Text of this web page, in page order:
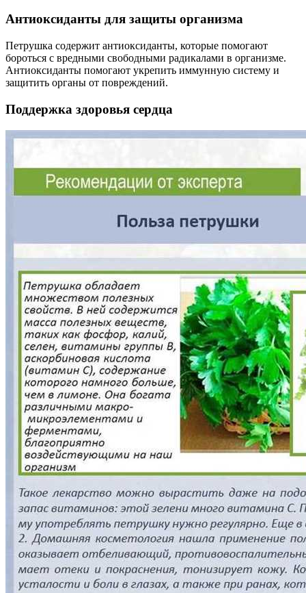
Антиоксиданты для защиты организма
Петрушка содержит антиоксиданты, которые помогают
бороться с вредными свободными радикалами в организме.
Антиоксиданты помогают укрепить иммунную систему и
защитить органы от повреждений.
Поддержка здоровья сердца